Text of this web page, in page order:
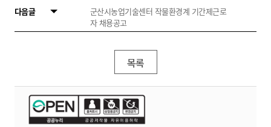
다음글
군산시농업기술센터 작물환경계 기간제근로
자 채용공고
목록